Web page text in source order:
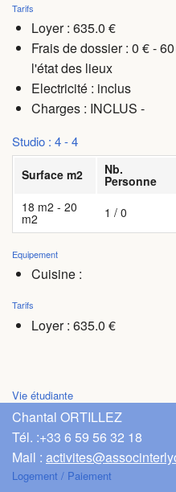
Tarifs
Loyer : 635.0 €
Frais de dossier : 0 € -
l'état des lieux
Electricité : inclus
Charges : INCLUS -
Studio : 4 - 4
Surface m2 Nb.
Personne
18 m2 - 20
m2 1 / 0
Equipement
Cuisine :
Tarifs
Loyer : 635.0 €
Vie étudiante
Chantal ORTILLEZ
Tél. :+33 6 59 56 32 18
Mail :
Logement / Paiement